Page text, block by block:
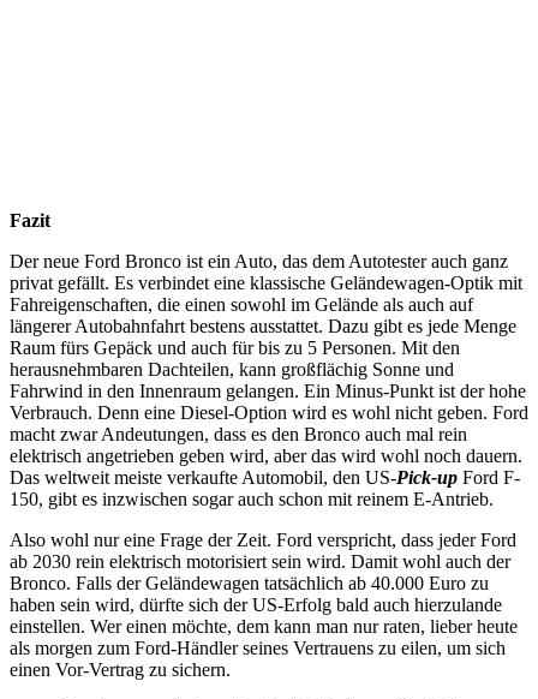
Fazit
Der neue Ford Bronco ist ein Auto, das dem Autotester auch ganz
privat gefällt. Es verbindet eine klassische Geländewagen-Optik mit
Fahreigenschaften, die einen sowohl im Gelände als auch auf
längerer Autobahnfahrt bestens ausstattet. Dazu gibt es jede Menge
Raum fürs Gepäck und auch für bis zu 5 Personen. Mit den
herausnehmbaren Dachteilen, kann großflächig Sonne und
Fahrwind in den Innenraum gelangen. Ein Minus-Punkt ist der hohe
Verbrauch. Denn eine Diesel-Option wird es wohl nicht geben. Ford
macht zwar Andeutungen, dass es den Bronco auch mal rein
elektrisch angetrieben geben wird, aber das wird wohl noch dauern.
Das weltweit meiste verkaufte Automobil, den US-Pick-up Ford F-
150, gibt es inzwischen sogar auch schon mit reinem E-Antrieb.
Also wohl nur eine Frage der Zeit. Ford verspricht, dass jeder Ford
ab 2030 rein elektrisch motorisiert sein wird. Damit wohl auch der
Bronco. Falls der Geländewagen tatsächlich ab 40.000 Euro zu
haben sein wird, dürfte sich der US-Erfolg bald auch hierzulande
einstellen. Wer einen möchte, dem kann man nur raten, lieber heute
als morgen zum Ford-Händler seines Vertrauens zu eilen, um sich
einen Vor-Vertrag zu sichern.